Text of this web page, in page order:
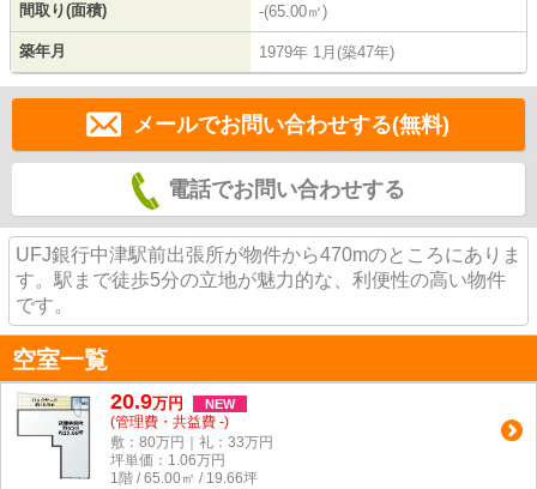
間取り(面積) -(65.00㎡)
築年月 1979年 1月(築47年)
メールでお問い合わせする(無料)
電話でお問い合わせする
UFJ銀行中津駅前出張所が物件から470mのところにありま
す。駅まで徒歩5分の立地が魅力的な、利便性の高い物件
です。
空室一覧
20.9万円 NEW
(管理費・共益費 -)
敷：80万円｜礼：33万円
坪単価： 1.06万円
1階 / 65.00㎡ / 19.66坪